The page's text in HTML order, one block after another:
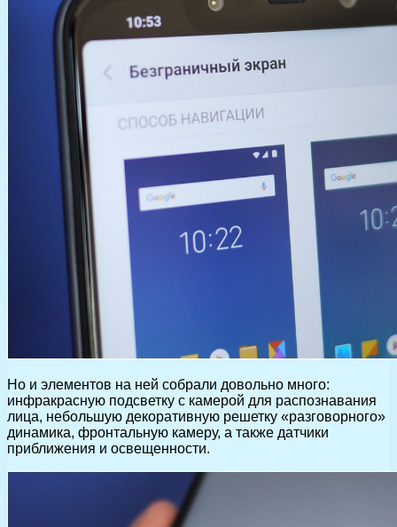
Но и элементов на ней собрали довольно много:
инфракрасную подсветку с камерой для распознавания
лица, небольшую декоративную решетку «разговорного»
динамика, фронтальную камеру, а также датчики
приближения и освещенности.